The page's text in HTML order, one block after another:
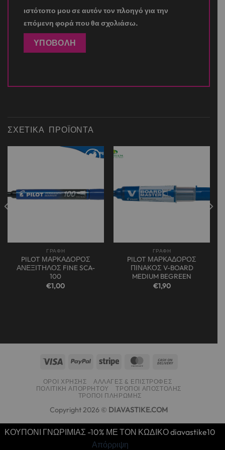
ιστότοπο μου σε αυτόν τον πλοηγό για την
επόμενη φορά που θα σχολιάσω.
ΣΧΕΤΙΚΆ ΠΡΟΪΌΝΤΑ
ΓΡΑΦΗ
PILOT ΜΑΡΚΑΔΟΡΟΣ
ΑΝΕΞΙΤΗΛΟΣ FINE SCA-
100
€1,00
ΓΡΑΦΗ
PILOT ΜΑΡΚΑΔΟΡΟΣ
ΠΙΝΑΚΟΣ V-BOARD
MEDIUM BEGREEN
€1,90
ΌΡΟΙ ΧΡΉΣΗΣ
ΑΛΛΑΓΈΣ & ΕΠΙΣΤΡΟΦΈΣ
ΠΟΛΙΤΙΚΉ ΑΠΟΡΡΉΤΟΥ
ΤΡΌΠΟΙ ΑΠΟΣΤΟΛΉΣ
ΤΡΌΠΟΙ ΠΛΗΡΩΜΉΣ
Copyright 2026 © DIAVASTIKE.COM
ΚΟΥΠΟΝΙ ΓΝΩΡΙΜΙΑΣ -10% ΜΕ ΤΟΝ ΚΩΔΙΚΟ diavastike10
Απόρριψη